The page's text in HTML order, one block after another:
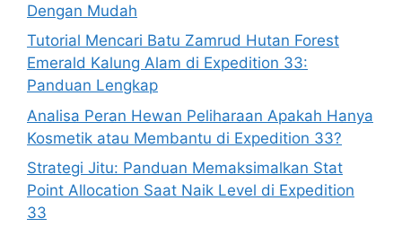
Dengan Mudah
Tutorial Mencari Batu Zamrud Hutan Forest
Emerald Kalung Alam di Expedition 33:
Panduan Lengkap
Analisa Peran Hewan Peliharaan Apakah Hanya
Kosmetik atau Membantu di Expedition 33?
Strategi Jitu: Panduan Memaksimalkan Stat
Point Allocation Saat Naik Level di Expedition
33